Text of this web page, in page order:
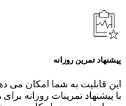
پیشنهاد تمرین روزانه
این قابلیت به شما امکان می
با پیشنهاد تمرینات روزانه